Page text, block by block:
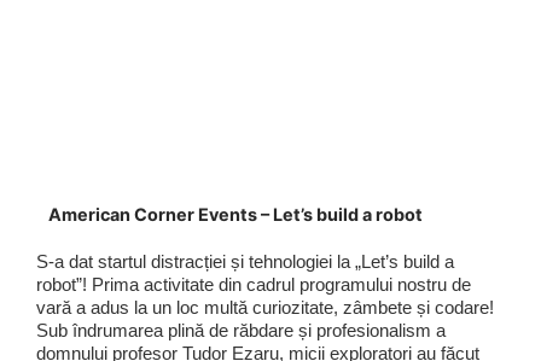
American Corner Events – Let’s build a robot
S-a dat startul distracției și tehnologiei la „Let’s build a
robot”! Prima activitate din cadrul programului nostru de
vară a adus la un loc multă curiozitate, zâmbete și codare!
Sub îndrumarea plină de răbdare și profesionalism a
domnului profesor Tudor Ezaru, micii exploratori au făcut